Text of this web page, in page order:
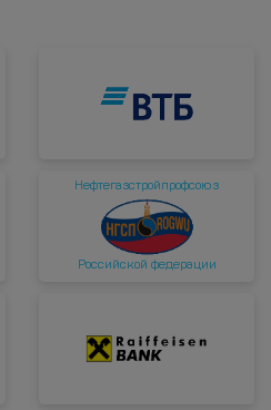
Нефтегазстройпрофсоюз
Российской федерации